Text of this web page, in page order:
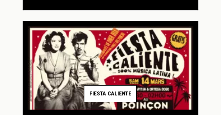
FIESTA CALIENTE